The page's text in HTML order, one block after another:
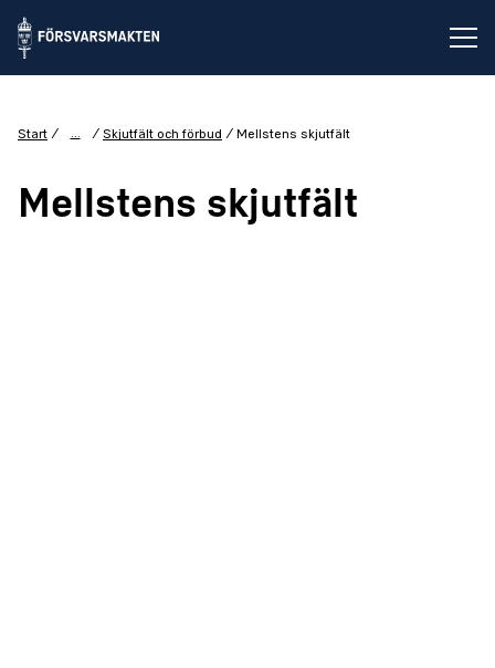
Start ... Skjutfält och förbud Mellstens skjutfält
Mellstens skjutfält